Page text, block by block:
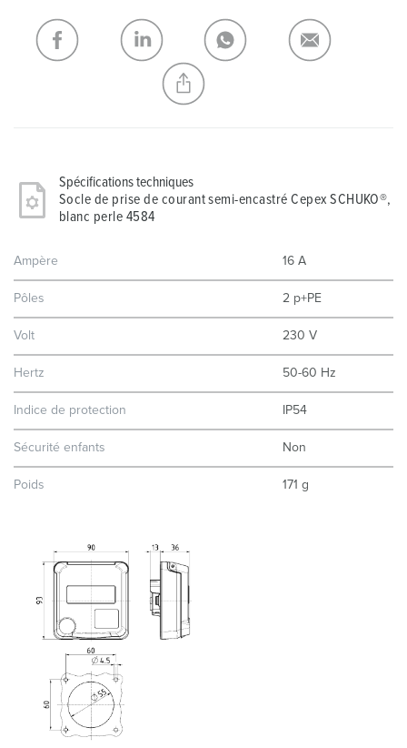
Ma liste AJOUTER
CRÉER UNE NOUVELLE LISTE
Spécifications techniques
Socle de prise de courant semi-encastré Cepex SCHUKO®,
blanc perle 4584
Ampère 16 A
Pôles 2 p+PE
Volt 230 V
Hertz 50-60 Hz
Indice de protection IP54
Sécurité enfants Non
Poids 171 g